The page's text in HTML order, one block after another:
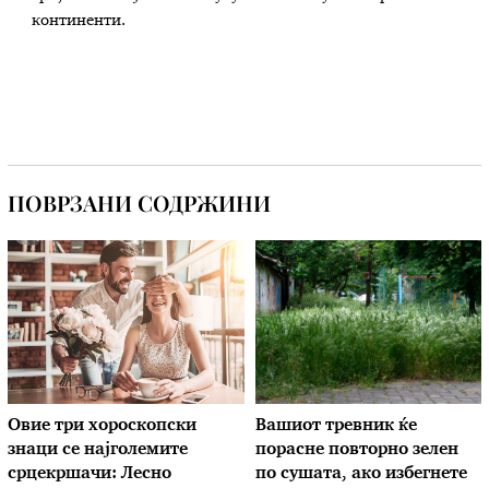
континенти.
ПОВРЗАНИ СОДРЖИНИ
Овие три хороскопски
знаци се најголемите
срцекршачи: Лесно
Вашиот тревник ќе
порасне повторно зелен
по сушата, ако избегнете